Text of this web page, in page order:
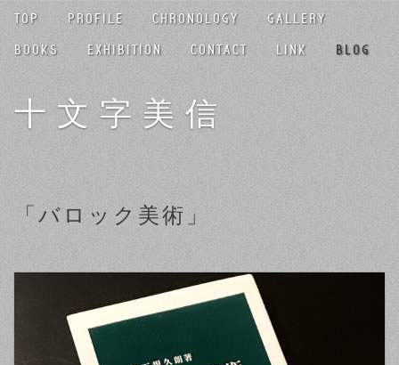
TOP PROFILE CHRONOLOGY
GALLERY
BOOKS
EXHIBITION CONTACT LINK BLOG
十文字美信
「バロック美術」